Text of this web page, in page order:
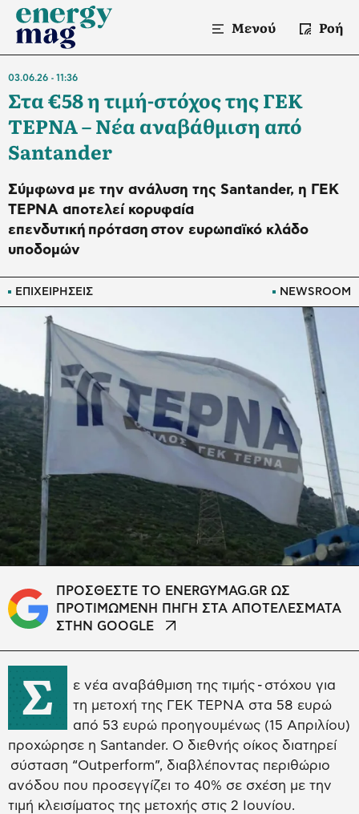
Μενού Ροή
ΕΠΙΧΕΙΡΗΣΕΙΣ NEWSROOM
03.06.26 11:36
Στα €58 η τιμή-στόχος της ΓΕΚ
ΤΕΡΝΑ – Νέα αναβάθμιση από
Santander
Σύμφωνα με την ανάλυση της Santander, η ΓΕΚ
ΤΕΡΝΑ αποτελεί κορυφαία
επενδυτική πρόταση στον ευρωπαϊκό κλάδο
υποδομών
ΠΡΟΣΘΕΣΤΕ ΤΟ ENERGYMAG.GR ΩΣ
ΠΡΟΤΙΜΩΜΕΝΗ ΠΗΓΗ ΣΤΑ ΑΠΟΤΕΛΕΣΜΑΤΑ
ΣΤΗΝ GOOGLE
Σ
ε νέα αναβάθμιση της τιμής - στόχου για
τη μετοχή της ΓΕΚ ΤΕΡΝΑ στα 58 ευρώ
από 53 ευρώ προηγουμένως (15 Απριλίου)
προχώρησε η Santander. Ο διεθνής οίκος διατηρεί
σύσταση “Outperform”, διαβλέποντας περιθώριο
ανόδου που προσεγγίζει το 40% σε σχέση με την
τιμή κλεισίματος της μετοχής στις 2 Ιουνίου.